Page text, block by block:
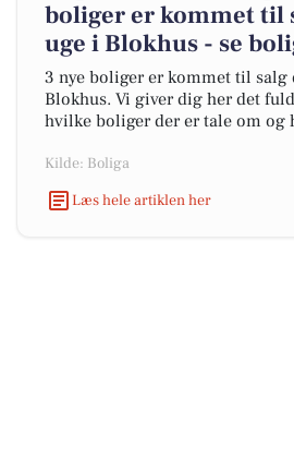
boliger er kommet til
uge i Blokhus - se
3 nye boliger er kommet til salg
Blokhus. Vi giver dig her det
hvilke boliger der er tale om og
Kilde: Boliga
Læs hele artiklen her